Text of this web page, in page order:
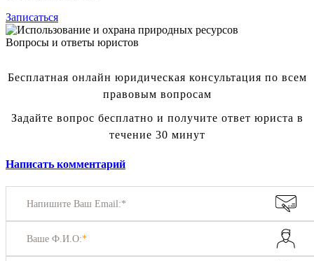
Записаться
Вопросы и ответы юристов
Бесплатная онлайн юридическая консультация по всем
правовым вопросам
Задайте вопрос бесплатно и получите ответ юриста в
течение 30 минут
Написать комментарий
Напишите Ваш Email:*
Ваше Ф.И.О:*